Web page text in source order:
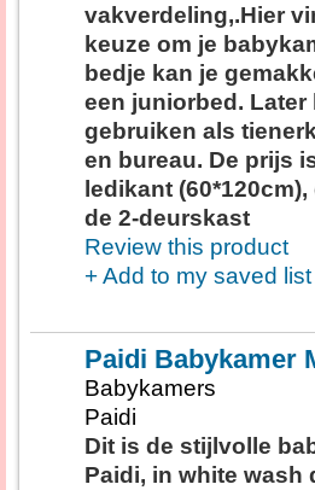
vakverdeling,.Hier
keuze om je
bedje kan je
een juniorbed. Later
gebruiken als
en bureau. De prijs
ledikant
de 2-deurskast
Review this product
+ Add to my saved list
Paidi Babykamer
Babykamers
Paidi
Dit is de stijlvolle
Paidi, in white wash